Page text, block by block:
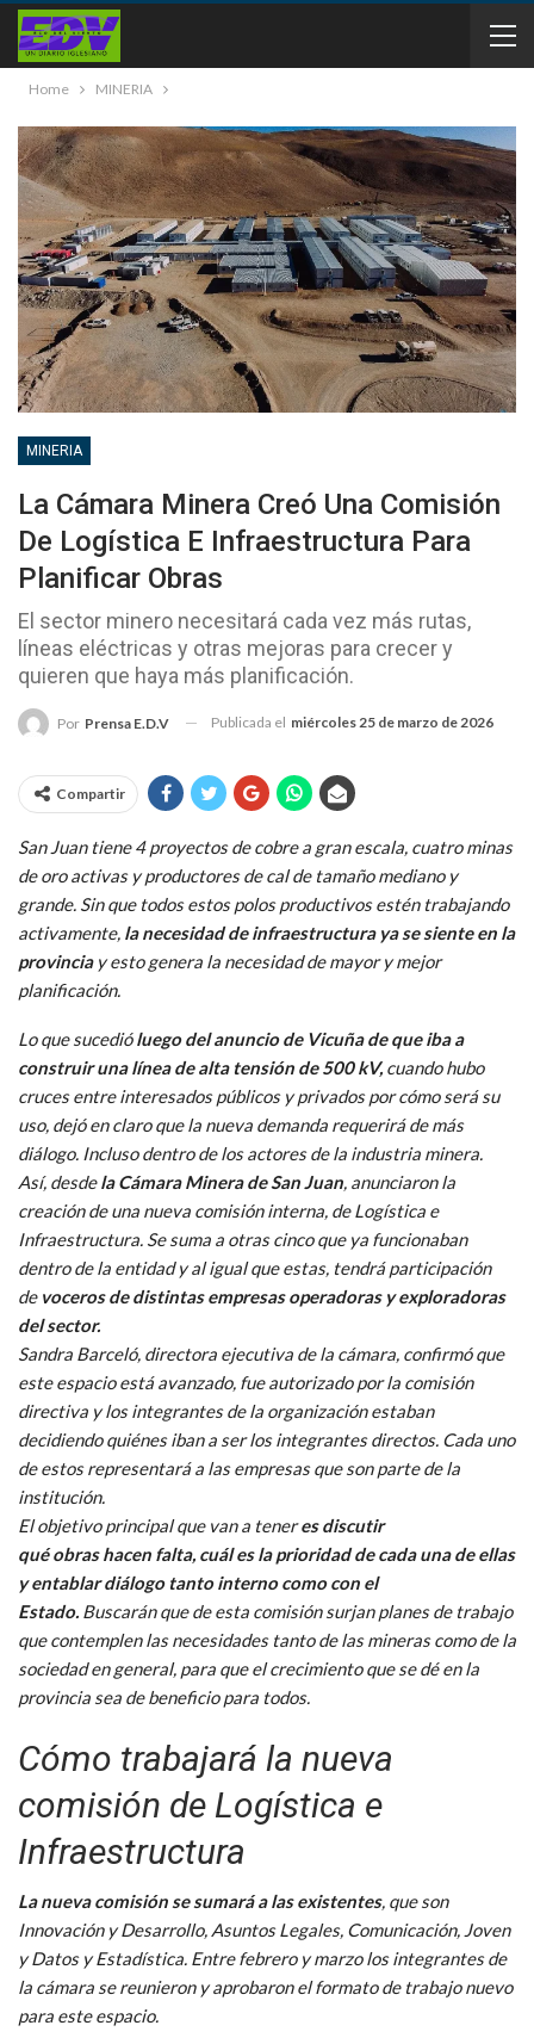
Home MINERIA
MINERIA
La Cámara Minera Creó Una Comisión
De Logística E Infraestructura Para
Planificar Obras
El sector minero necesitará cada vez más rutas,
líneas eléctricas y otras mejoras para crecer y
quieren que haya más planificación.
Por Prensa E.D.V Publicada el miércoles 25 de marzo de 2026
Compartir
San Juan tiene 4 proyectos de cobre a gran escala, cuatro minas
de oro activas y productores de cal de tamaño mediano y
grande. Sin que todos estos polos productivos estén trabajando
activamente, la necesidad de infraestructura ya se siente en la
provinciay esto genera la necesidad de mayor y mejor
planificación.
Lo que sucedióluego del anuncio de Vicuña de que iba a
construir una línea de alta tensión de 500 kV, cuando hubo
cruces entre interesados públicos y privados por cómo será su
uso, dejó en claro que la nueva demanda requerirá de más
diálogo. Incluso dentro de los actores de la industria minera.
Así, desdela Cámara Minera de San Juan, anunciaron la
creación de una nueva comisión interna, de Logística e
Infraestructura. Se suma a otras cinco que ya funcionaban
dentro de la entidad y al igual que estas, tendrá participación
de voceros de distintas empresas operadoras y exploradoras
del sector.
Sandra Barceló, directora ejecutiva de la cámara, confirmó que
este espacio está avanzado, fue autorizado por la comisión
directiva y los integrantes de la organización estaban
decidiendo quiénes iban a ser los integrantes directos. Cada uno
de estos representará a las empresas que son parte de la
institución.
El objetivo principal que van a teneres discutir
qué obras hacen falta, cuál es la prioridad de cada una de ellas
y entablar diálogo tanto interno como con el
Estado. Buscarán que de esta comisión surjan planes de trabajo
que contemplen las necesidades tanto de las mineras como de la
sociedad en general, para que el crecimiento que se dé en la
provincia sea de beneficio para todos.
Cómo trabajará la nueva
comisión de Logística e
Infraestructura
La nueva comisión se sumará a las existentes, que son
Innovación y Desarrollo, Asuntos Legales, Comunicación, Joven
y Datos y Estadística. Entre febrero y marzo los integrantes de
la cámara se reunieron y aprobaron el formato de trabajo nuevo
para este espacio.